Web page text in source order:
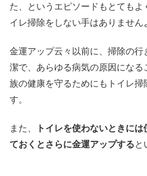
た、というエピソードもとてもよ
イレ掃除をしない手はありません
金運アップ云々以前に、掃除の
潔で、あらゆる病気の原因にな
族の健康を守るためにもトイレ
す。
また、
トイレを使わないときに
ておくとさらに金運アップすると